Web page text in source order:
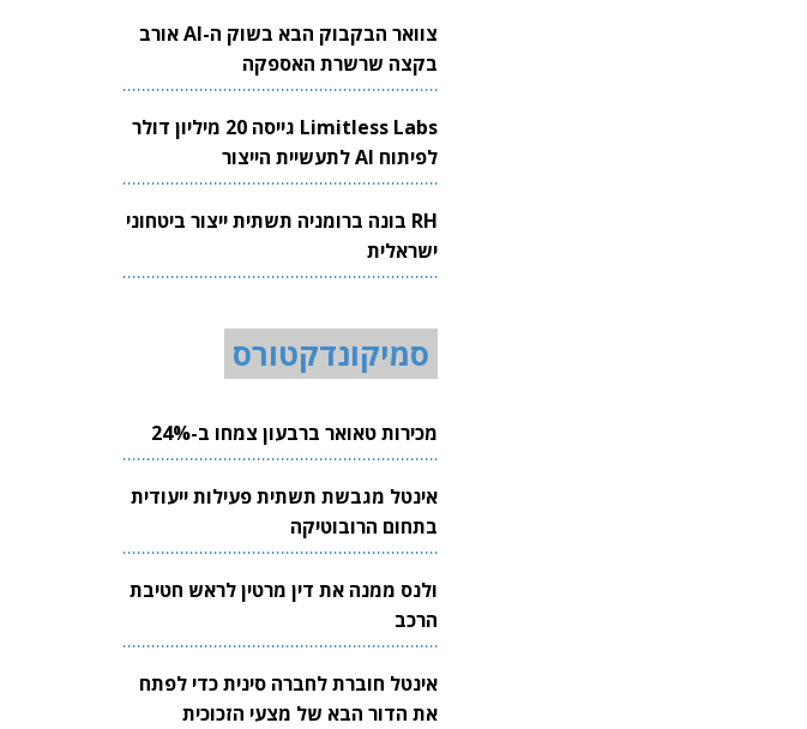
צוואר הבקבוק הבא בשוק ה-AI אורב
בקצה שרשרת האספקה
Limitless Labs גייסה 20 מיליון דולר
לפיתוח AI לתעשיית הייצור
RH בונה ברומניה תשתית ייצור ביטחוני
ישראלית
סמיקונדקטורס
מכירות טאואר ברבעון צמחו ב-24%
אינטל מגבשת תשתית פעילות ייעודית
בתחום הרובוטיקה
ולנס ממנה את דין מרטין לראש חטיבת
הרכב
אינטל חוברת לחברה סינית כדי לפתח
את הדור הבא של מצעי הזכוכית